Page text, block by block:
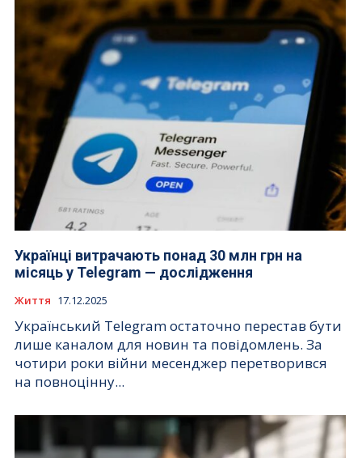
Українці витрачають понад 30 млн грн на
місяць у Telegram — дослідження
Життя 17.12.2025
Український Telegram остаточно перестав бути
лише каналом для новин та повідомлень. За
чотири роки війни месенджер перетворився
на повноцінну...